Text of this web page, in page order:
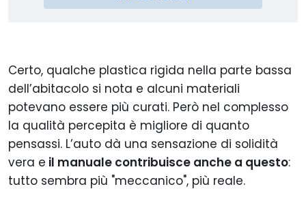
Certo, qualche plastica rigida nella parte bassa
dell’abitacolo si nota e alcuni materiali
potevano essere più curati. Però nel complesso
la qualità percepita è migliore di quanto
pensassi. L’auto dà una sensazione di solidità
vera e il manuale contribuisce anche a questo:
tutto sembra più "meccanico", più reale.